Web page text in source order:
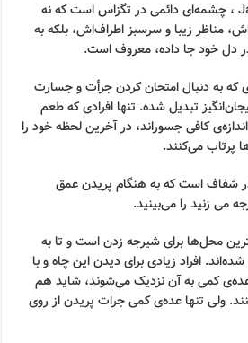
چاه یعقوب یا Jacobs Well ، چشمه‌ای دائمی در تگزاس است که نه
مناظر زیبا و سرسبز اطراف‌اش، بلکه به
دل خود جا داده، معروف است.
که به دنبال امتحان کردن جرأت و جسارت
تبدیل شده. تنها افرادی که طعم
اندازه‌ی کافی جسوراند، در آخرین لحظه خود را
پرتاب می‌کنند.
شفاف است که به هنگام پریدن عمق
زنید را می‌بینید.
محل‌ها برای شیرجه زدن است و تا به
افراد زیادی برای دیدن این چاه و با
عده‌ی کمی به آن نزدیک می‌شوند، شاید هم
ولی تنها عده‌ی کمی جرات پریدن از روی